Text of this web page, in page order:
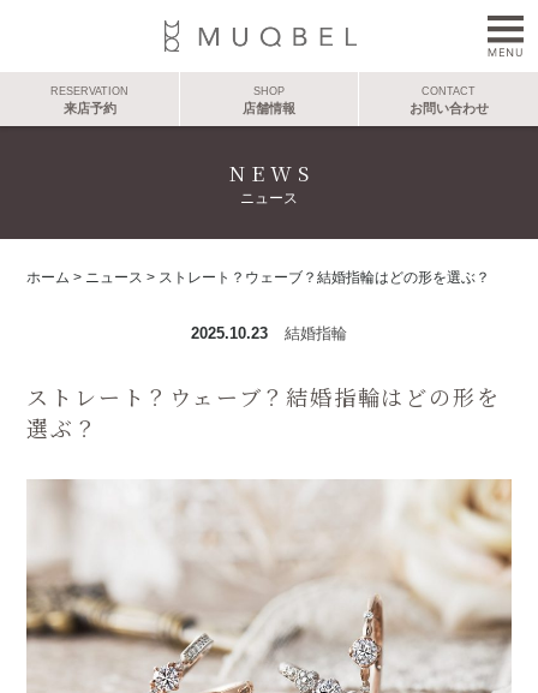
RESERVATION
来店予約
SHOP
店舗情報
CONTACT
お問い合わせ
NEWS
ニュース
ホーム > ニュース > ストレート？ウェーブ？結婚指輪はどの形を選ぶ？
2025.10.23 結婚指輪
ストレート？ウェーブ？結婚指輪はどの形を
選ぶ？